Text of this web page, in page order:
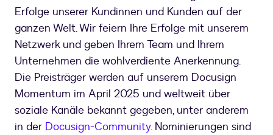
Erfolge unserer Kundinnen und Kunden auf der
ganzen Welt. Wir feiern Ihre Erfolge mit unserem
Netzwerk und geben Ihrem Team und Ihrem
Unternehmen die wohlverdiente Anerkennung.
Die Preisträger werden auf unserem Docusign
Momentum im April 2025 und weltweit über
soziale Kanäle bekannt gegeben, unter anderem
in der Docusign-Community.Nominierungen sind